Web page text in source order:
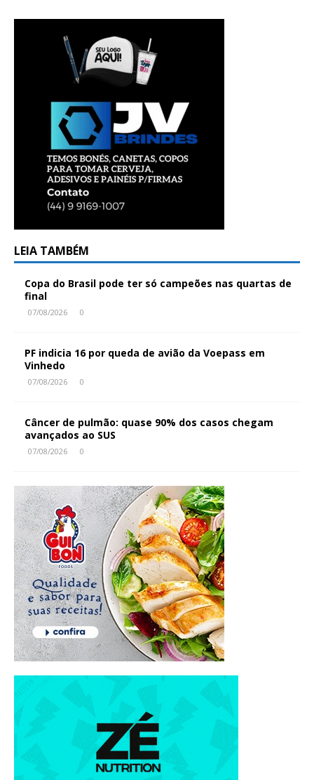
LEIA TAMBÉM
Copa do Brasil pode ter só campeões nas quartas de
final
07/08/2026 0
PF indicia 16 por queda de avião da Voepass em
Vinhedo
07/08/2026 0
Câncer de pulmão: quase 90% dos casos chegam
avançados ao SUS
07/08/2026 0